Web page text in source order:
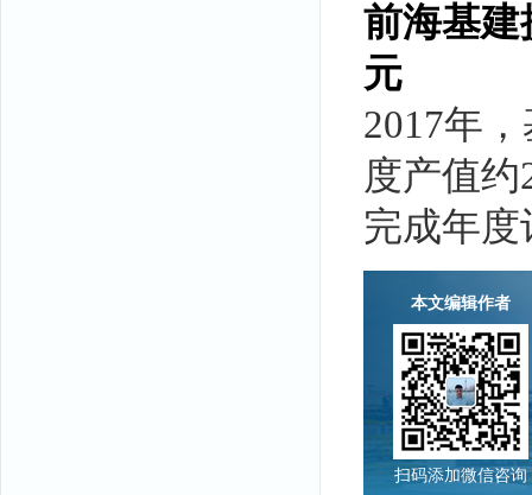
前海基建
元
2017年
度产值
完成年度
本文编辑作者
扫码添加微信咨询